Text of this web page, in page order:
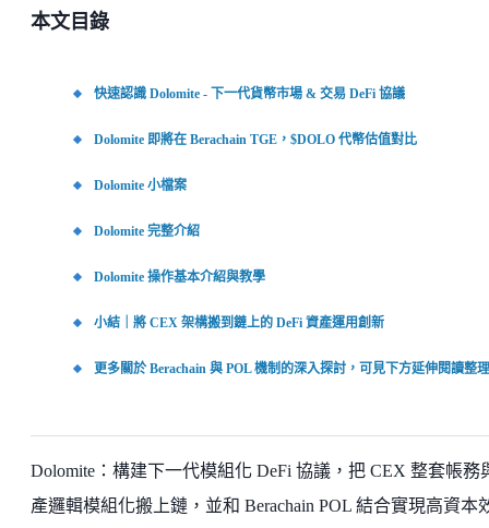
本文目錄
快速認識 Dolomite - 下一代貨幣市場 & 交易 DeFi 協議
Dolomite 即將在 Berachain TGE，$DOLO 代幣估值對比
Dolomite 小檔案
Dolomite 完整介紹
Dolomite 操作基本介紹與教學
小結｜將 CEX 架構搬到鏈上的 DeFi 資產運用創新
更多關於 Berachain 與 POL 機制的深入探討，可見下方延伸閱讀整理
Dolomite：構建下一代模組化 DeFi 協議，把 CEX 整套帳務
產邏輯模組化搬上鏈，並和 Berachain POL 結合實現高資本